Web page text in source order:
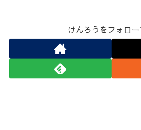
けんろうをフォロー